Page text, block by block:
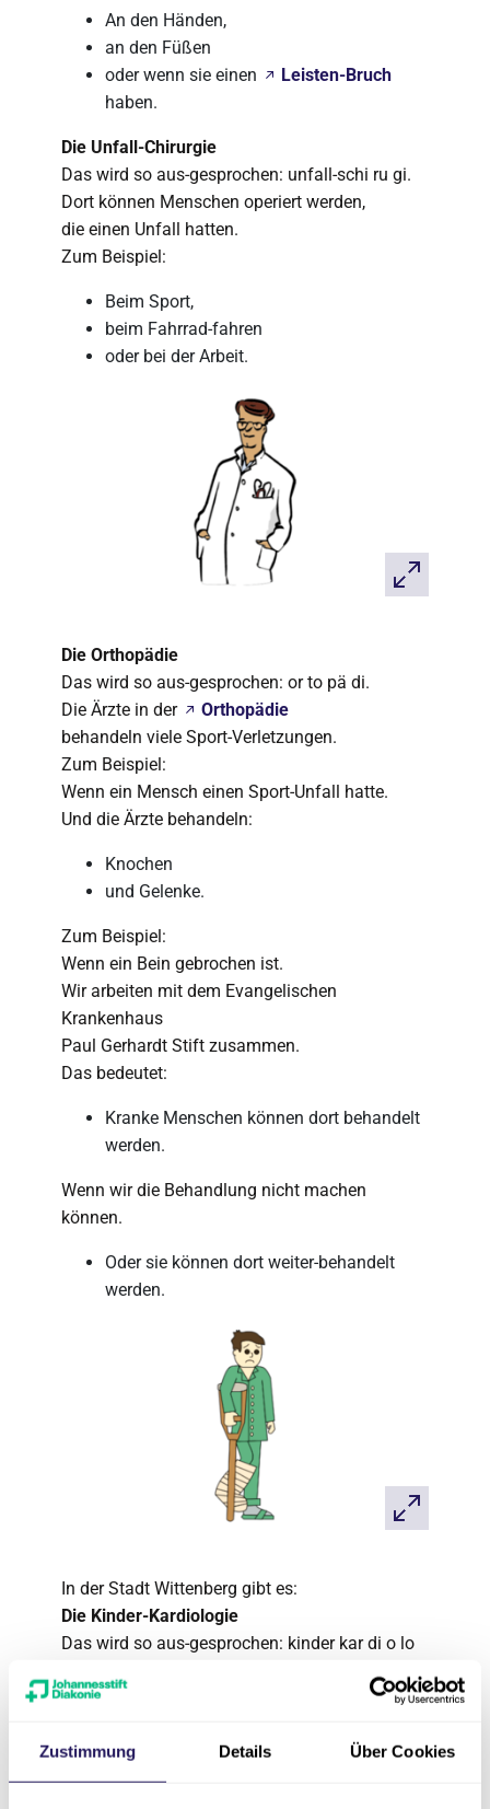
Zustimmung Details Über Cookies
An den Händen,
an den Füßen
oder wenn sie einen
Leisten-Bruch
haben.
Die Unfall-Chirurgie
Das wird so aus-gesprochen: unfall-schi ru gi.
Dort können Menschen operiert werden,
die einen Unfall hatten.
Zum Beispiel:
Beim Sport,
beim Fahrrad-fahren
oder bei der Arbeit.
Die Orthopädie
Das wird so aus-gesprochen: or to pä di.
Die Ärzte in der
Orthopädie
behandeln viele Sport-Verletzungen.
Zum Beispiel:
Wenn ein Mensch einen Sport-Unfall hatte.
Und die Ärzte behandeln:
Knochen
und Gelenke.
Zum Beispiel:
Wenn ein Bein gebrochen ist.
Wir arbeiten mit dem Evangelischen
Krankenhaus
Paul Gerhardt Stift zusammen.
Das bedeutet:
Kranke Menschen können dort behandelt
werden.
Wenn wir die Behandlung nicht machen
können.
Oder sie können dort weiter-behandelt
werden.
In der Stadt Wittenberg gibt es:
Die Kinder-Kardiologie
Das wird so aus-gesprochen: kinder kar di o lo
Dort werden Herz-Untersuchungen bei Kindern